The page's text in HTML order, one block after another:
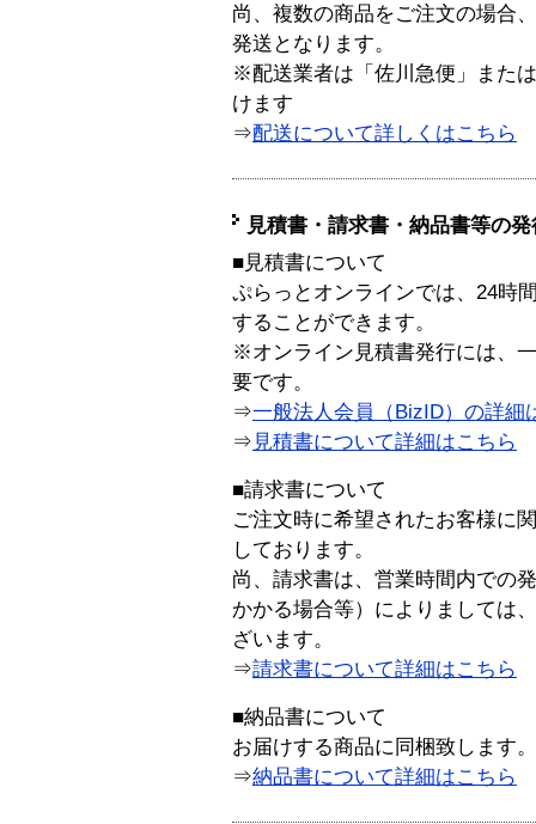
尚、複数の商品をご注文の場合
発送となります。
※配送業者は「佐川急便」また
けます
⇒配送について詳しくはこちら
見積書・請求書・納品書等の
■見積書について
ぷらっとオンラインでは、24時
することができます。
※オンライン見積書発行には、
要です。
⇒一般法人会員（BizID）の詳細
⇒ 見積書について詳細はこちら
■請求書について
ご注文時に希望されたお客様に
しております。
尚、請求書は、営業時間内での
かかる場合等）によりましては
ざいます。
⇒請求書について詳細はこちら
■納品書について
お届けする商品に同梱致します。
⇒納品書について詳細はこちら